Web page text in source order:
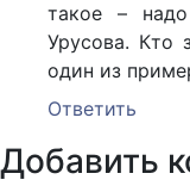
такое –
Урусова. Кто
один из
Ответить
Добавить